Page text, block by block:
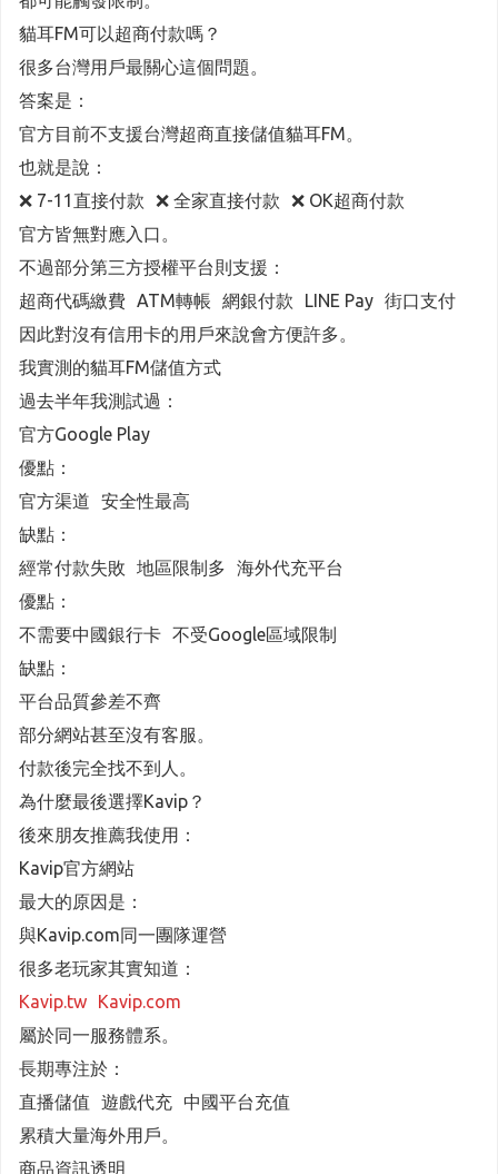
貓耳FM可以超商付款嗎？
很多台灣用戶最關心這個問題。
答案是：
官方目前不支援台灣超商直接儲值貓耳FM。
也就是說：
❌ 7-11直接付款 ❌ 全家直接付款 ❌ OK超商付款
官方皆無對應入口。
不過部分第三方授權平台則支援：
超商代碼繳費 ATM轉帳 網銀付款 LINE Pay 街口支付
因此對沒有信用卡的用戶來說會方便許多。
我實測的貓耳FM儲值方式
過去半年我測試過：
官方Google Play
優點：
官方渠道 安全性最高
缺點：
經常付款失敗 地區限制多 海外代充平台
優點：
不需要中國銀行卡 不受Google區域限制
缺點：
平台品質參差不齊
部分網站甚至沒有客服。
付款後完全找不到人。
為什麼最後選擇Kavip？
後來朋友推薦我使用：
Kavip官方網站
最大的原因是：
與Kavip.com同一團隊運營
很多老玩家其實知道：
Kavip.tw
Kavip.com
屬於同一服務體系。
長期專注於：
直播儲值 遊戲代充 中國平台充值
累積大量海外用戶。
商品資訊透明